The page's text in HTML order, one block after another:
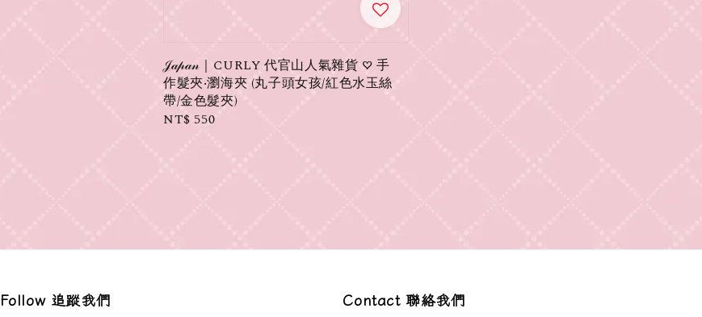
𝒥𝒶𝓅𝒶𝓃｜CURLY 代官山人氣雜貨 ♡ 手
作髮夾‧瀏海夾 (丸子頭女孩/紅色水玉絲
帶/金色髮夾)
Regular
NT$ 550
Follow 追蹤我們 Contact 聯絡我們